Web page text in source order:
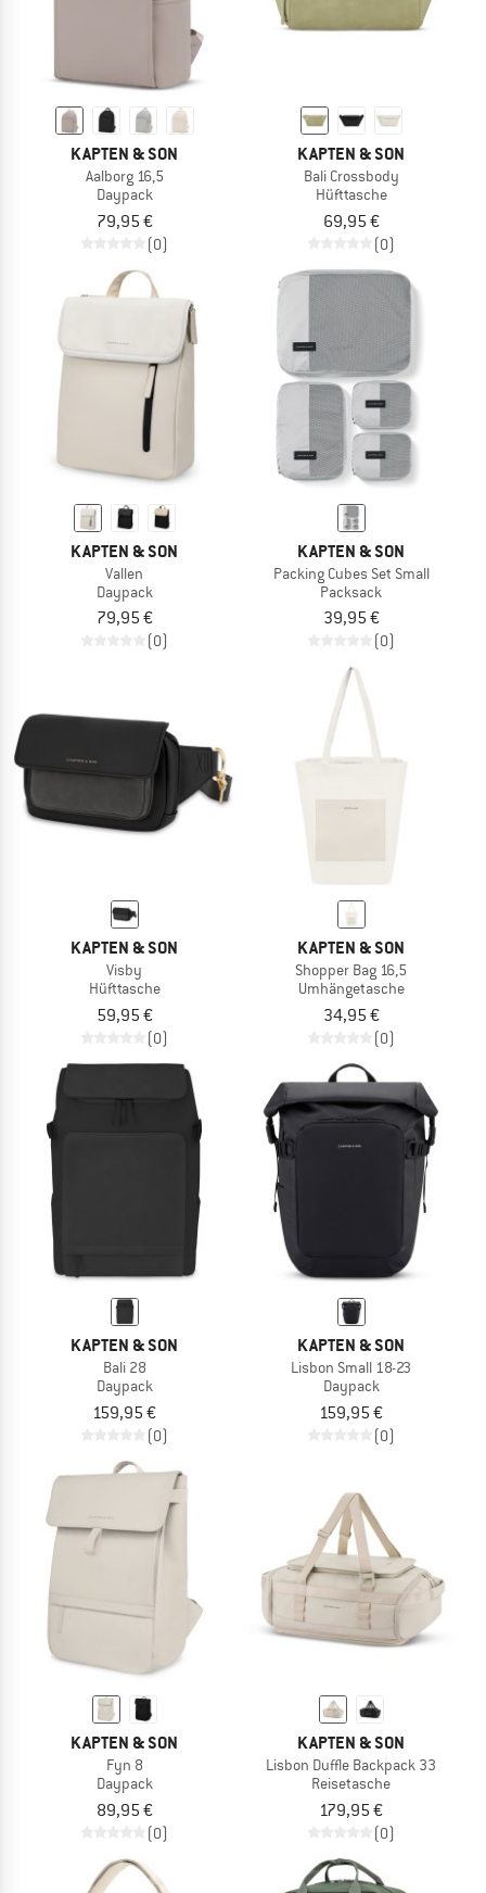
KAPTEN & SON
Aalborg 16,5
Daypack
79,95 €
(0)
KAPTEN & SON
Bali Crossbody
Hüfttasche
69,95 €
(0)
KAPTEN & SON
Vallen
Daypack
79,95 €
(0)
KAPTEN & SON
Packing Cubes Set Small
Packsack
39,95 €
(0)
KAPTEN & SON
Visby
Hüfttasche
59,95 €
(0)
KAPTEN & SON
Shopper Bag 16,5
Umhängetasche
34,95 €
(0)
KAPTEN & SON
Bali 28
Daypack
159,95 €
(0)
KAPTEN & SON
Lisbon Small 18-23
Daypack
159,95 €
(0)
KAPTEN & SON
Fyn 8
Daypack
89,95 €
(0)
KAPTEN & SON
Lisbon Duffle Backpack 33
Reisetasche
179,95 €
(0)